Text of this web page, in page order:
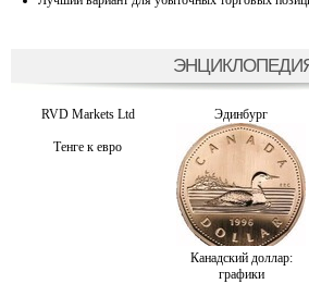
RVD Markets Ltd Эдинбург
Тенге к евро
Канадский доллар:
графики